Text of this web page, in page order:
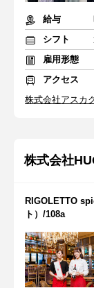
給与
シフト
雇用形態
アクセス
株式会社アスカ
株式会社
RIGOLETTO
ト）/108a